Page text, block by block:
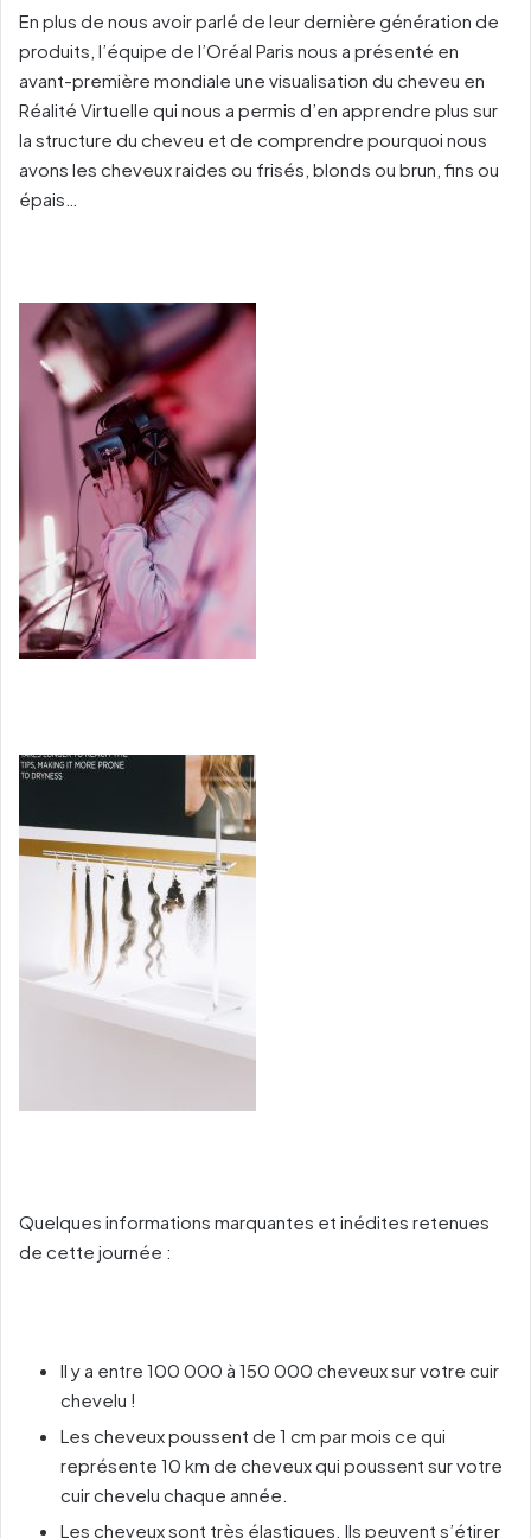
En plus de nous avoir parlé de leur dernière génération de
produits, l’équipe de l’Oréal Paris nous a présenté en
avant-première mondiale une visualisation du cheveu en
Réalité Virtuelle qui nous a permis d’en apprendre plus sur
la structure du cheveu et de comprendre pourquoi nous
avons les cheveux raides ou frisés, blonds ou brun, fins ou
épais…
Quelques informations marquantes et inédites retenues
de cette journée :
Il y a entre 100 000 à 150 000 cheveux sur votre cuir
chevelu !
Les cheveux poussent de 1 cm par mois ce qui
représente 10 km de cheveux qui poussent sur votre
cuir chevelu chaque année.
Les cheveux sont très élastiques. Ils peuvent s’étirer